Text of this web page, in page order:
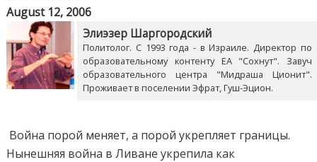
August 12, 2006
Элиэзер Шаргородский
Политолог. С 1993 года - в Израиле. Директор по
образовательному контенту ЕА "Сохнут". Завуч
образовательного центра "Мидраша Ционит".
Проживает в поселении Эфрат, Гуш-Эцион.
Война порой меняет, а порой укрепляет границы.
Нынешняя война в Ливане укрепила как